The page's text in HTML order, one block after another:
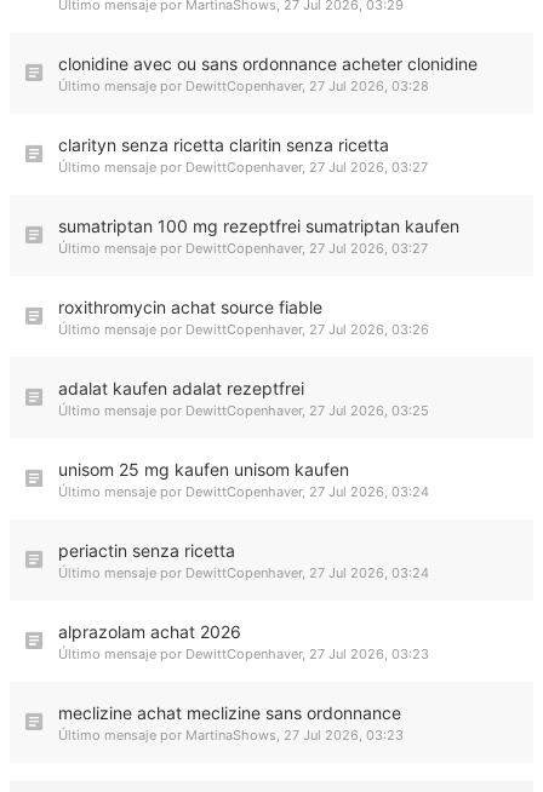
Último mensaje por MartinaShows, 27 Jul 2026, 03:29
clonidine avec ou sans ordonnance acheter clonidine
Último mensaje por DewittCopenhaver, 27 Jul 2026, 03:28
clarityn senza ricetta claritin senza ricetta
Último mensaje por DewittCopenhaver, 27 Jul 2026, 03:27
sumatriptan 100 mg rezeptfrei sumatriptan kaufen
Último mensaje por DewittCopenhaver, 27 Jul 2026, 03:27
roxithromycin achat source fiable
Último mensaje por DewittCopenhaver, 27 Jul 2026, 03:26
adalat kaufen adalat rezeptfrei
Último mensaje por DewittCopenhaver, 27 Jul 2026, 03:25
unisom 25 mg kaufen unisom kaufen
Último mensaje por DewittCopenhaver, 27 Jul 2026, 03:24
periactin senza ricetta
Último mensaje por DewittCopenhaver, 27 Jul 2026, 03:24
alprazolam achat 2026
Último mensaje por DewittCopenhaver, 27 Jul 2026, 03:23
meclizine achat meclizine sans ordonnance
Último mensaje por MartinaShows, 27 Jul 2026, 03:23